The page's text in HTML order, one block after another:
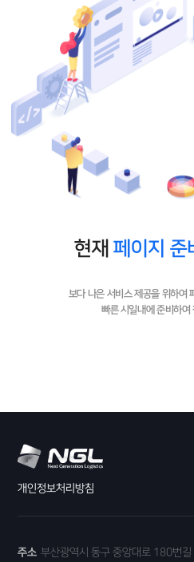
현재페이지 준
보다 나은 서비스 제공을 위하여
빠른 시일내에 준비하여
개인정보처리방침
주소 부산광역시 동구 중앙대로 180번